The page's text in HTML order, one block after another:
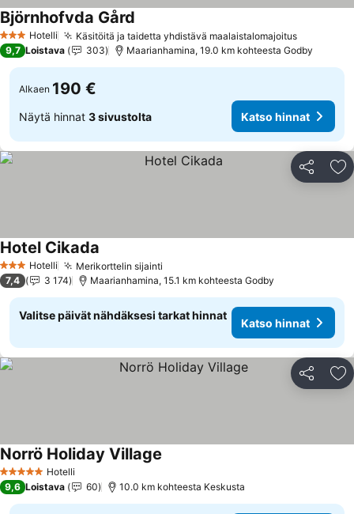
3 Tähtiluokitus
Hotelli Käsitöitä ja taidetta yhdistävä maalaistalomajoitusKatso
Björnhofvda Gård
9,7 Loistava 303 Maarianhamina, 19.0 km kohteesta Godby
Alkaen 190 €
Näytä hinnat 3 sivustolta Katso hinnat
Jaa
3 Tähtiluokitus
Hotelli Merikorttelin sijainti
Hotel Cikada
7,4 3 174 Maarianhamina, 15.1 km kohteesta Godby
Valitse päivät nähdäksesi tarkat hinnat
Katso hinnat
Jaa
5 Tähtiluokitus
Hotelli
Norrö Holiday Village
9,6 Loistava 60 10.0 km kohteesta Keskusta